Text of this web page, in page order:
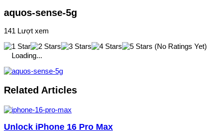
aquos-sense-5g
141 Lượt xem
(No Ratings Yet)
Loading...
Related Articles
Unlock iPhone 16 Pro Max